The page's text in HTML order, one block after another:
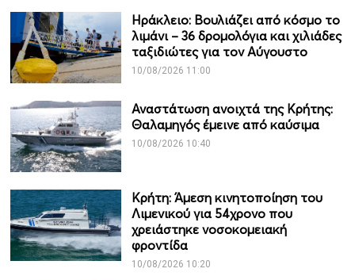
Ηράκλειο: Βουλιάζει από κόσμο το
λιμάνι – 36 δρομολόγια και χιλιάδες
ταξιδιώτες για τον Αύγουστο
10/08/2026 11:00
Αναστάτωση ανοιχτά της Κρήτης:
Θαλαμηγός έμεινε από καύσιμα
10/08/2026 10:40
Κρήτη: Άμεση κινητοποίηση του
Λιμενικού για 54χρονο που
χρειάστηκε νοσοκομειακή
φροντίδα
10/08/2026 10:20